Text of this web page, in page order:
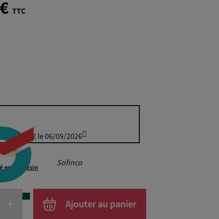
TTC
Sofinco
244,50 € le 06/09/2026
en magasin
Ajouter au panier